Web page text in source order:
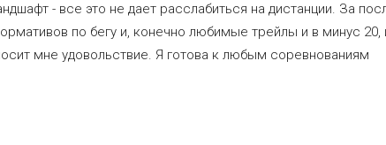
- все это не дает расслабиться на дистанции. За
по бегу и, конечно любимые трейлы и в минус
мне удовольствие. Я готова к любым соревнованиям